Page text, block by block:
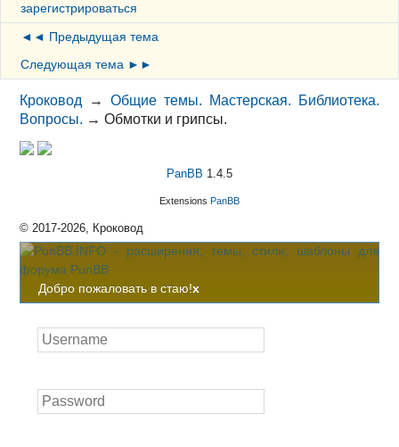
зарегистрироваться
◄◄ Предыдущая тема
Следующая тема ►►
Кроковод →Общие темы. Мастерская. Библиотека.
Вопросы. →Обмотки и грипсы.
PanBB 1.4.5
Extensions PanBB
© 2017-2026, Кроковод
Добро пожаловать в стаю!x